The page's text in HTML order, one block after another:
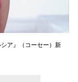
ア』（コーセー）新